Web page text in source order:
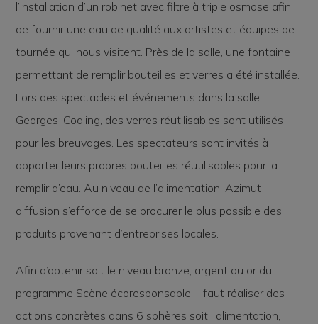
l’installation d’un robinet avec filtre à triple osmose afin
de fournir une eau de qualité aux artistes et équipes de
tournée qui nous visitent. Près de la salle, une fontaine
permettant de remplir bouteilles et verres a été installée.
Lors des spectacles et événements dans la salle
Georges-Codling, des verres réutilisables sont utilisés
pour les breuvages. Les spectateurs sont invités à
apporter leurs propres bouteilles réutilisables pour la
remplir d’eau. Au niveau de l’alimentation, Azimut
diffusion s’efforce de se procurer le plus possible des
produits provenant d’entreprises locales.
Afin d’obtenir soit le niveau bronze, argent ou or du
programme Scène écoresponsable, il faut réaliser des
actions concrètes dans 6 sphères soit : alimentation,